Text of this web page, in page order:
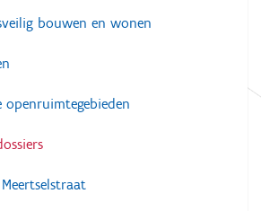
bouwen en wonen
openruimtegebieden